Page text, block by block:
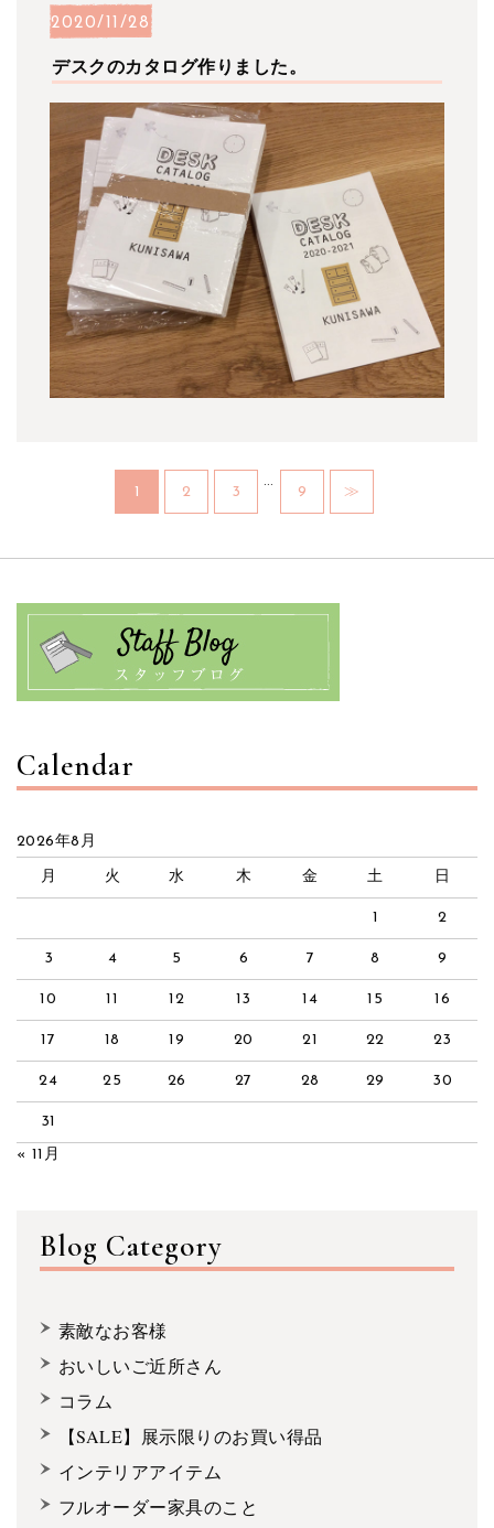
2020/11/28
デスクのカタログ作りました。
1 2 3
…
9 ≫
Calendar
2026年8月
月 火 水 木 金 土 日
1 2
3 4 5 6 7 8 9
10 11 12 13 14 15 16
17 18 19 20 21 22 23
24 25 26 27 28 29 30
31
« 11月
Blog Category
素敵なお客様
おいしいご近所さん
コラム
【SALE】展示限りのお買い得品
インテリアアイテム
フルオーダー家具のこと